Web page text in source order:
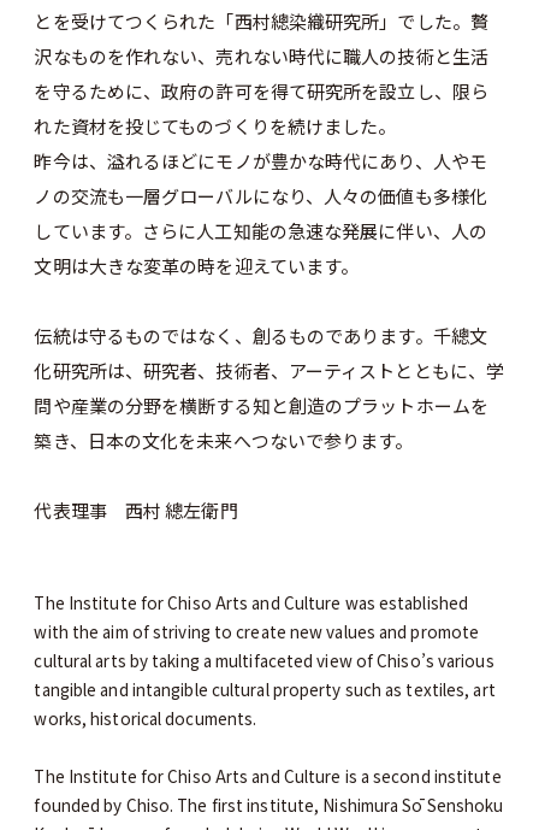
とを受けてつくられた「西村總染織研究所」でした。贅
沢なものを作れない、売れない時代に職人の技術と生活
を守るために、政府の許可を得て研究所を設立し、限ら
れた資材を投じてものづくりを続けました。
昨今は、溢れるほどにモノが豊かな時代にあり、人やモ
ノの交流も一層グローバルになり、人々の価値も多様化
しています。さらに人工知能の急速な発展に伴い、人の
文明は大きな変革の時を迎えています。
伝統は守るものではなく、創るものであります。千總文
化研究所は、研究者、技術者、アーティストとともに、学
問や産業の分野を横断する知と創造のプラットホームを
築き、日本の文化を未来へつないで参ります。
代表理事 西村 總左衛門
The Institute for Chiso Arts and Culture was established
with the aim of striving to create new values and promote
cultural arts by taking a multifaceted view of Chiso’s various
tangible and intangible cultural property such as textiles, art
works, historical documents.
The Institute for Chiso Arts and Culture is a second institute
founded by Chiso. The first institute, Nishimura Sō Senshoku